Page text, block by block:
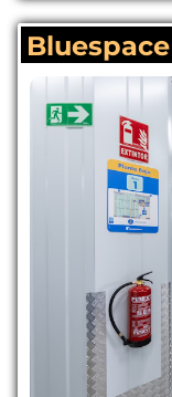
Tienda